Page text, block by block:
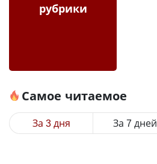
рубрики
Самое читаемое
За 3 дня За 7 дней